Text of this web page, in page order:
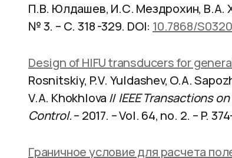
П.В. Юлдашев, И.С. Мездрохин, В.А.
№ 3. – С. 318 -329. DOI: 10.7868/
Design of HIFU transducers for
Rosnitskiy, P.V. Yuldashev, O.A.
V.A. Khokhlova //IEEE Transactions
Control.– 2017. – Vol. 64, no. 2. – P.
Граничное условие для расчета